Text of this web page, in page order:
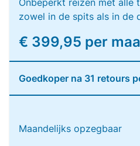
Onbeperkt reizen met alle
zowel in de spits als in de
€ 399,95 per
Goedkoper na 31 retours
Maandelijks opzegbaar